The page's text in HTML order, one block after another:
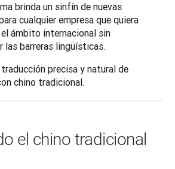
brinda un sinfín de nuevas
cualquier empresa que quiera
ámbito internacional sin
las barreras lingüísticas.
precisa y natural de
chino tradicional.
el chino tradicional